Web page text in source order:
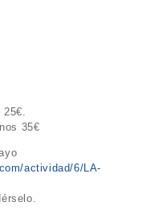
35€
actividad/6/LA-